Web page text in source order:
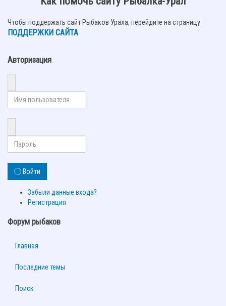
Чтобы поддержать сайт Рыбаков Урала, перейдите на страницу
ПОДДЕРЖКИ САЙТА
Авторизация
Войти
Забыли данные входа?
Регистрация
Форум рыбаков
Главная
Последние темы
Поиск